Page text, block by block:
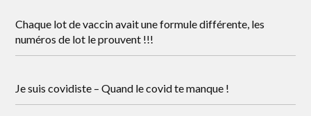
Chaque lot de vaccin avait une formule différente, les
numéros de lot le prouvent !!!
Je suis covidiste – Quand le covid te manque !